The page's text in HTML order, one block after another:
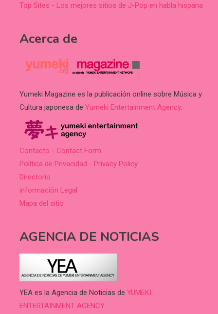
Top Sites - Los mejores sitios de J-Pop en habla hispana
Acerca de
Yumeki Magazine es la publicación online sobre Música y
Cultura japonesa de Yumeki Entertainment Agency.
Contacto - Contact Form
Política de Privacidad - Privacy Policy
Directorio
información Legal
Mapa del sitio
AGENCIA DE NOTICIAS
YEA es la Agencia de Noticias de YUMEKI
ENTERTAINMENT AGENCY.